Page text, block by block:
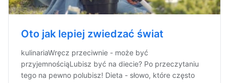
Oto jak lepiej zwiedzać świat
kulinariaWręcz przeciwnie - może być
przyjemnościąLubisz być na diecie? Po przeczytaniu
tego na pewno polubisz! Dieta - słowo, które często